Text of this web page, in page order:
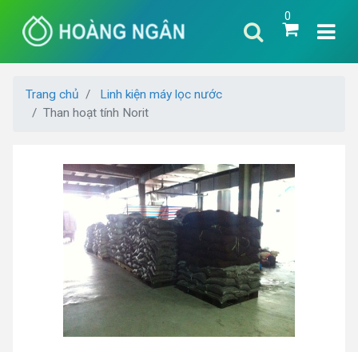
0
Trang chủ
Linh kiện máy lọc nước
Than hoạt tính Norit